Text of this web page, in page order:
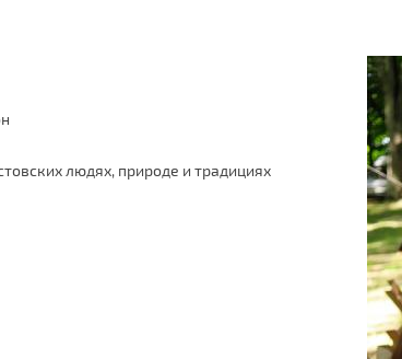
людях, природе и традициях